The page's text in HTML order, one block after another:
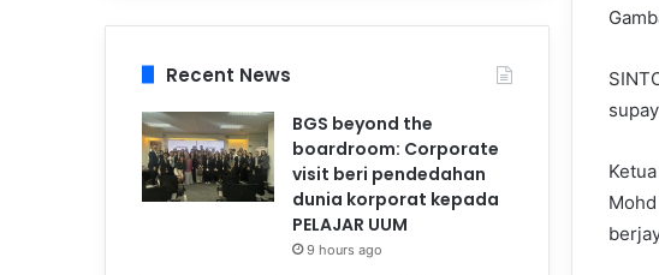
Recent News
BGS beyond the
boardroom: Corporate
visit beri pendedahan
dunia korporat kepada
PELAJAR UUM
9 hours ago